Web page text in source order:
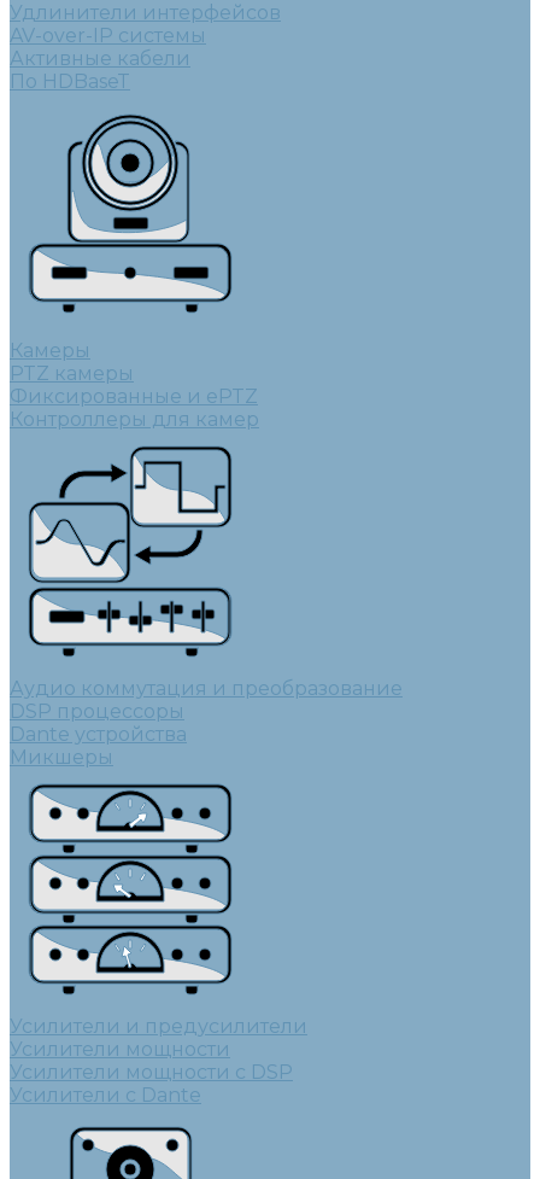
Удлинители интерфейсов
AV-over-IP системы
Активные кабели
По HDBaseT
Камеры
PTZ камеры
Фиксированные и ePTZ
Контроллеры для камер
Аудио коммутация и преобразование
DSP процессоры
Dante устройства
Микшеры
Усилители и предусилители
Усилители мощности
Усилители мощности с DSP
Усилители с Dante